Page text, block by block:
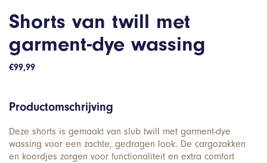
Shorts van twill met
garment-dye wassing
€99,99
Productomschrijving
Deze shorts is gemaakt van slub twill met garment-dye
wassing voor een zachte, gedragen look. De cargozakken
en koordjes zorgen voor functionaliteit en extra comfort